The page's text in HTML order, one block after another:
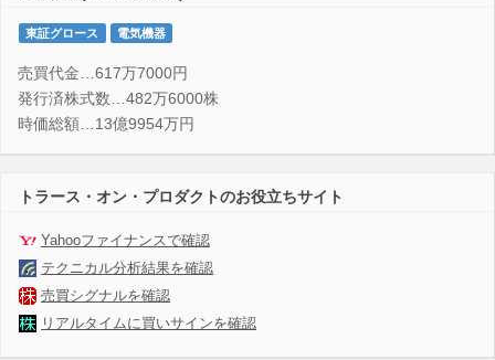
東証グロース 電気機器
売買代金…617万7000円
発行済株式数…482万6000株
時価総額…13億9954万円
トラース・オン・プロダクトのお役立ちサイト
Yahooファイナンスで確認
テクニカル分析結果を確認
売買シグナルを確認
リアルタイムに買いサインを確認